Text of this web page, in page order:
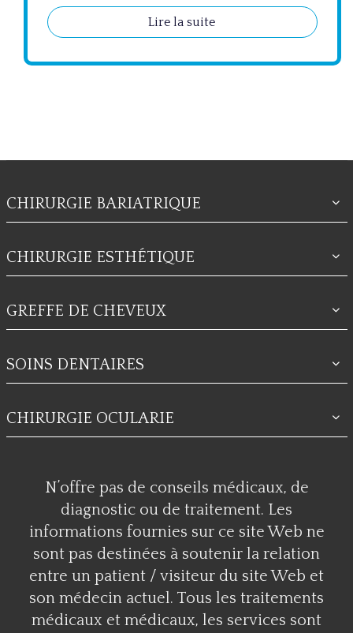
Lire la suite
CHIRURGIE BARIATRIQUE
CHIRURGIE ESTHÉTIQUE
GREFFE DE CHEVEUX
SOINS DENTAIRES
CHIRURGIE OCULARIE
N’offre pas de conseils médicaux, de
diagnostic ou de traitement. Les
informations fournies sur ce site Web ne
sont pas destinées à soutenir la relation
entre un patient / visiteur du site Web et
son médecin actuel. Tous les traitements
médicaux et médicaux, les services sont